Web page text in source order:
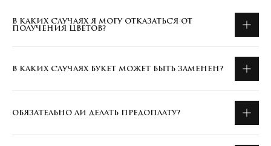
В КАКИХ СЛУЧАЯХ Я МОГУ ОТКАЗАТЬСЯ ОТ
ПОЛУЧЕНИЯ ЦВЕТОВ?
В КАКИХ СЛУЧАЯХ БУКЕТ МОЖЕТ БЫТЬ ЗАМЕНЕН?
ОБЯЗАТЕЛЬНО ЛИ ДЕЛАТЬ ПРЕДОПЛАТУ?